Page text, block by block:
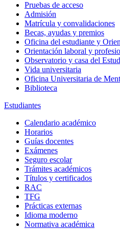
Pruebas de acceso
Admisión
Matrícula y convalidaciones
Becas, ayudas y premios
Oficina del estudiante y
Orientación laboral y
Observatorio y casa del
Vida universitaria
Oficina Universitaria de
Biblioteca
Estudiantes
Calendario académico
Horarios
Guías docentes
Exámenes
Seguro escolar
Trámites académicos
Títulos y certificados
RAC
TFG
Prácticas externas
Idioma moderno
Normativa académica